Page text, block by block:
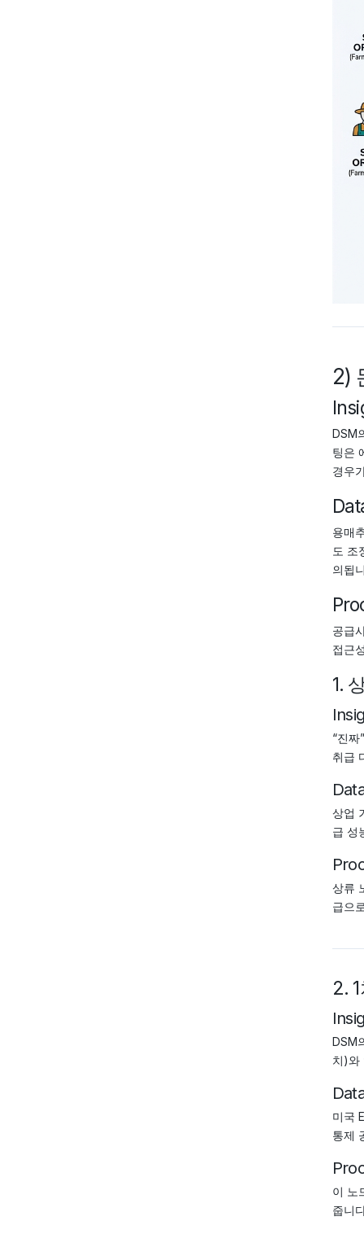
2)
DSM
팅은
경우
용매
도 조
의됩
공급
접근
1.
“진
취급
상업
급 성
상류
급으
2.
DSM
치)와
미국
통제
이 노
줍니